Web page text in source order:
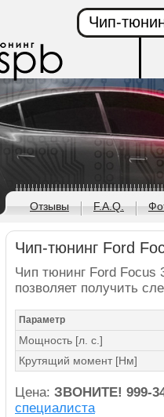
Чип-
Отзывы F.A.Q.
Чип-тюнинг Ford
Чип тюнинг Ford Focus
позволяет получить
Параметр
Мощность [л. с.]
Крутящий момент [Нм]
Цена: ЗВОНИТЕ! 999-
специалиста